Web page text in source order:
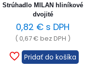
Strúhadlo MILAN hliníkové
dvojité
0,82 € s DPH
( 0,67€ bez DPH )
Pridať do košíka